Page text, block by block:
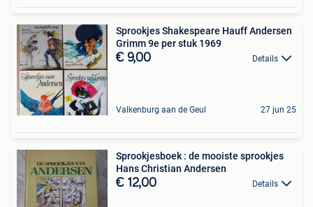
Sprookjes Shakespeare Hauff Andersen
Grimm 9e per stuk 1969
€ 9,00 Details
Valkenburg aan de Geul 27 jun 25
Sprookjesboek : de mooiste sprookjes
Hans Christian Andersen
€ 12,00 Details